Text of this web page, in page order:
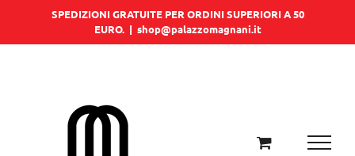
SPEDIZIONI GRATUITE PER ORDINI SUPERIORI A 50
EURO. | shop@palazzomagnani.it